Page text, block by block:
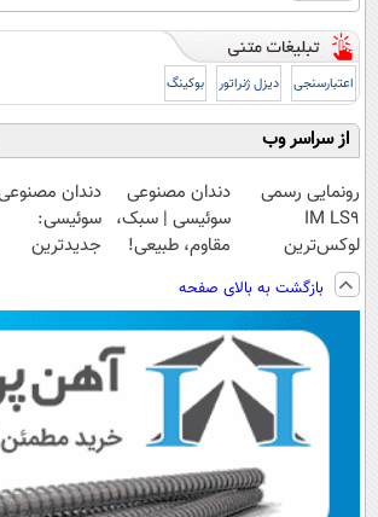
اعتبارسنجی دیزل ژنراتور بوکینگ
از سراسر وب
رونمایی رسمی
IM LS9
لوکس‌ترین
EREV در ایران
دندان مصنوعی
سوئیسی | سبک،
مقاوم، طبیعی!
رایگان+پرداخت
اقساطی😍
دندان
سوئیسی:
جدیدترین
پرداخت
بازگشت به بالای صفحه